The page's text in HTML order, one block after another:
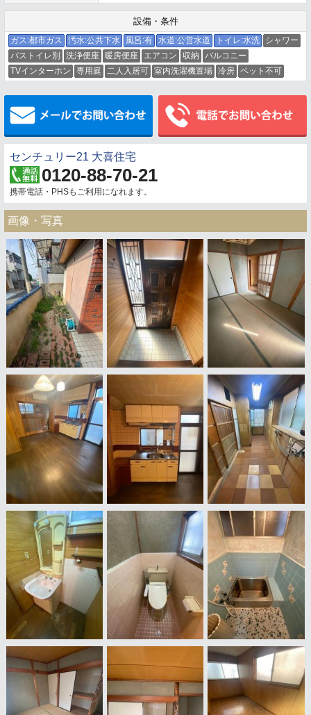
設備・条件
ガス:都市ガス 汚水:公共下水 風呂:有 水道:公営水道 トイレ:水洗
シャワー
バストイレ別
洗浄便座 暖房便座 エアコン 収納
バルコニー
TVインターホン
専用庭 二人入居可 室内洗濯機置場 冷房 ペット不可
メールでお問い合わせ
センチュリー21 大喜住宅
0120-88-70-21
携帯電話・PHSもご利用になれます。
画像・写真